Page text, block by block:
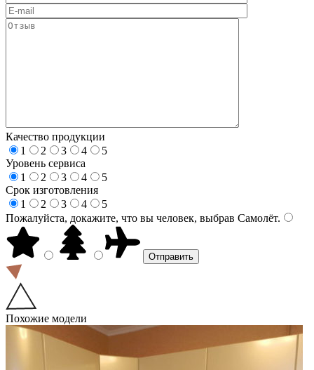
Качество продукции
1
2 3 4
5
Уровень сервиса
1
2 3 4
5
Срок изготовления
1
2 3 4
5
Пожалуйста, докажите, что вы человек, выбрав Самолёт.
Похожие модели